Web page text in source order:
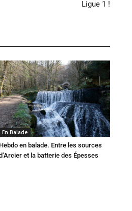
Ligue 1 !
En Balade
Hebdo en balade. Entre les sources
et la batterie des Épesses